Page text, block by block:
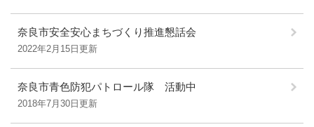
奈良市安全安心まちづくり推進懇話会
2022年2月15日更新
奈良市青色防犯パトロール隊 活動中
2018年7月30日更新